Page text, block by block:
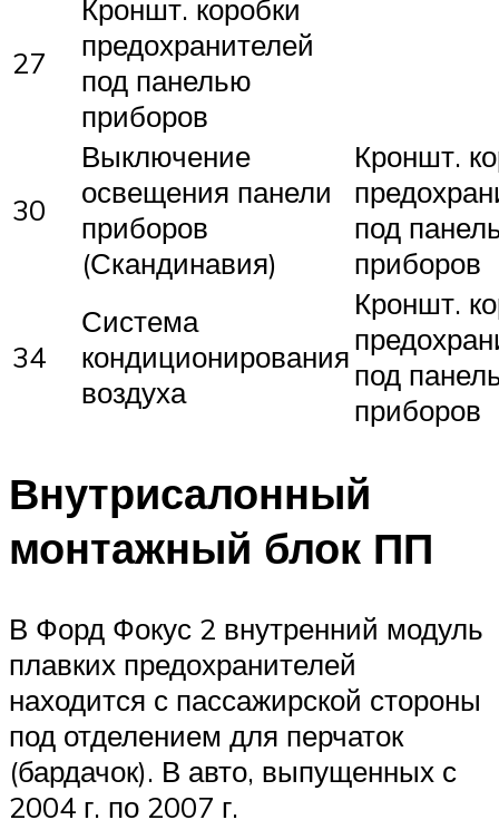
27
Кроншт. коробки
предохранителей
под панелью
приборов
30
Выключение
освещения панели
приборов
(Скандинавия)
Кроншт.
под
приборов
34
Система
кондиционирования
воздуха
Кроншт.
под
приборов
Внутрисалонный
монтажный блок ПП
В Форд Фокус 2 внутренний модуль
плавких предохранителей
находится с пассажирской стороны
под отделением для перчаток
(бардачок). В авто, выпущенных с
2004 г. по 2007 г.